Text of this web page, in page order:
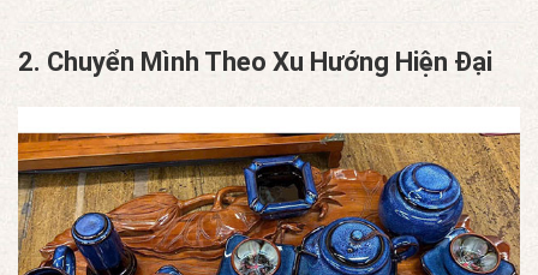
2. Chuyển Mình Theo Xu Hướng Hiện Đại